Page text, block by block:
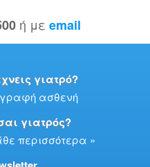
ή με email
γιατρό?
ασθενή
γιατρός?
περισσότερα »